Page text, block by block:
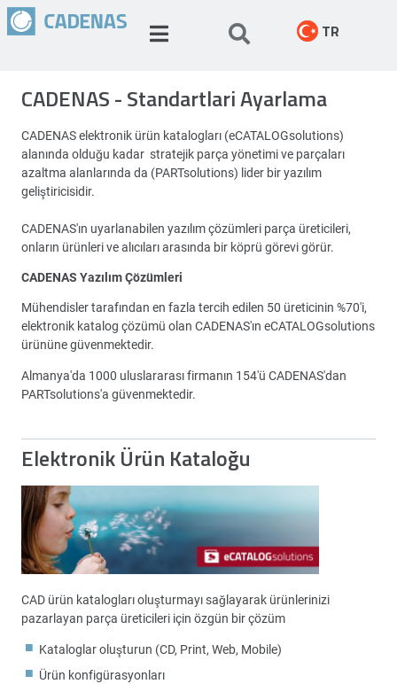
TR
CADENAS - Standartlari Ayarlama
CADENAS elektronik ürün katalogları (eCATALOGsolutions)
alanında olduğu kadar stratejik parça yönetimi ve parçaları
azaltma alanlarında da (PARTsolutions) lider bir yazılım
geliştiricisidir.
CADENAS'ın uyarlanabilen yazılım çözümleri parça üreticileri,
onların ürünleri ve alıcıları arasında bir köprü görevi görür.
CADENAS Yazılım Çözümleri
Mühendisler tarafından en fazla tercih edilen 50 üreticinin %70'i,
elektronik katalog çözümü olan CADENAS'ın eCATALOGsolutions
ürününe güvenmektedir.
Almanya'da 1000 uluslararası firmanın 154'ü CADENAS'dan
PARTsolutions'a güvenmektedir.
Elektronik Ürün Kataloğu
CAD ürün katalogları oluşturmayı sağlayarak ürünlerinizi
pazarlayan parça üreticileri için özgün bir çözüm
Kataloglar oluşturun (CD, Print, Web, Mobile)
Ürün konfigürasyonları